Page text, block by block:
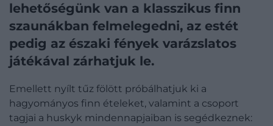
lehetőségünk van a klasszikus finn
szaunákban felmelegedni, az estét
pedig az északi fények varázslatos
játékával zárhatjuk le.
Emellett nyílt tűz fölött próbálhatjuk ki a
hagyományos finn ételeket, valamint a csoport
tagjai a huskyk mindennapjaiban is segédkeznek: